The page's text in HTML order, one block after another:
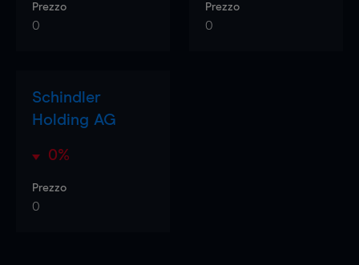
Prezzo
0
Prezzo
0
Schindler
Holding AG
0%
Prezzo
0